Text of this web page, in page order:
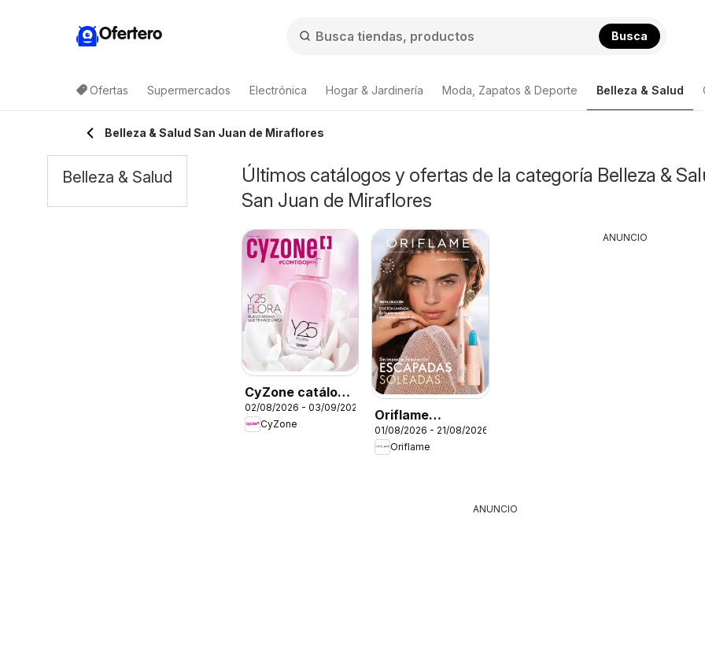
Ofertero Busca
Ofertas Supermercados Electrónica Hogar & Jardinería Moda, Zapatos & Deporte Belleza & Salud
Belleza & Salud San Juan de Miraflores
Últimos catálogos y ofertas de la categoría Belleza &
San Juan de Miraflores
CyZone catálogo
- Campaña 13
02/08/2026 - 03/09/2026
CyZone
Oriflame
catálogo -
Campaña 11
01/08/2026 - 21/08/2026
Oriflame
ANUNCIO
ANUNCIO
Belleza & Salud